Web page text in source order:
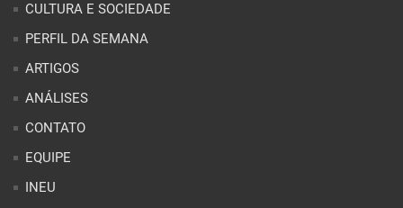
CULTURA E SOCIEDADE
PERFIL DA SEMANA
ARTIGOS
ANÁLISES
CONTATO
EQUIPE
INEU